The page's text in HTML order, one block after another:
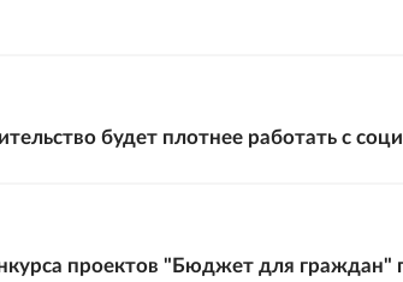
будет плотнее работать с
проектов "Бюджет для граждан"